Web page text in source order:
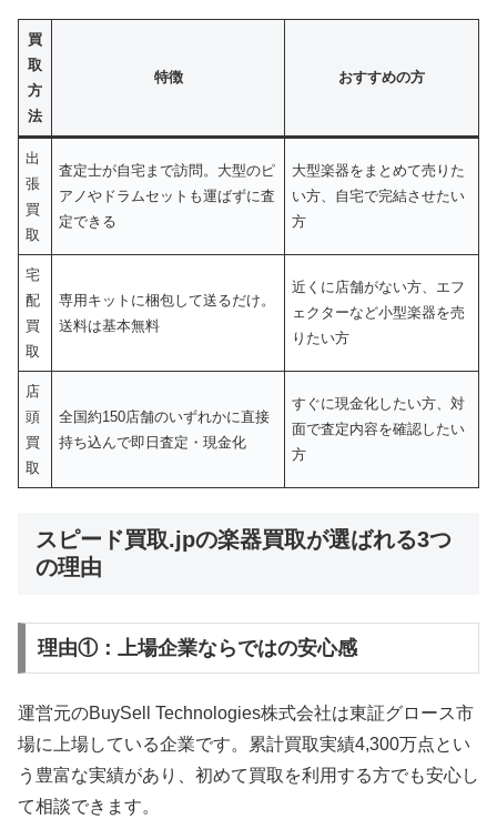
買
取
方
法
特徴 おすすめの方
出
張
買
取
査定士が自宅まで訪問。大型のピ
アノやドラムセットも運ばずに査
定できる
大型楽器をまとめて売りた
い方、自宅で完結させたい
方
宅
配
買
取
専用キットに梱包して送るだけ。
送料は基本無料
近くに店舗がない方、エフ
ェクターなど小型楽器を売
りたい方
店
頭
買
取
全国約150店舗のいずれかに直接
持ち込んで即日査定・現金化
すぐに現金化したい方、対
面で査定内容を確認したい
方
スピード買取.jpの楽器買取が選ばれる3つ
の理由
理由①：上場企業ならではの安心感
運営元のBuySell Technologies株式会社は東証グロース市
場に上場している企業です。累計買取実績4,300万点とい
う豊富な実績があり、初めて買取を利用する方でも安心し
て相談できます。